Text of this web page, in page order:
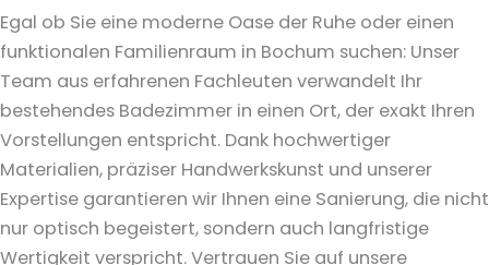
Egal ob Sie eine moderne Oase der Ruhe oder einen
funktionalen Familienraum in Bochum suchen: Unser
Team aus erfahrenen Fachleuten verwandelt Ihr
bestehendes Badezimmer in einen Ort, der exakt Ihren
Vorstellungen entspricht. Dank hochwertiger
Materialien, präziser Handwerkskunst und unserer
Expertise garantieren wir Ihnen eine Sanierung, die nicht
nur optisch begeistert, sondern auch langfristige
Wertigkeit verspricht. Vertrauen Sie auf unsere